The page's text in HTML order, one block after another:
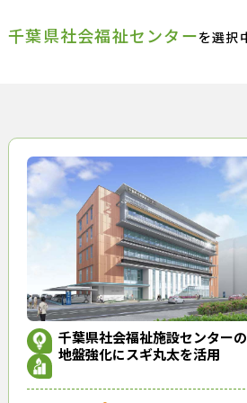
千葉県社会福祉センターを選択
千葉県社会福祉施設センターの
地盤強化にスギ丸太を活用